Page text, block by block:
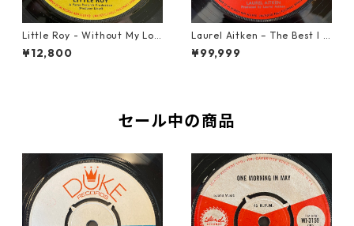
Little Roy - Without My Lov
e【7-21990】
¥12,800
Laurel Aitken ‎– The Best I C
an【7-22012】
¥99,999
セール中の商品